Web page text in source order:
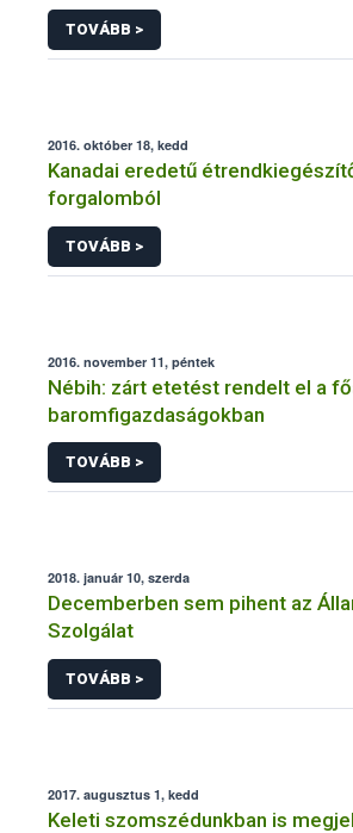
TOVÁBB >
2016. október 18, kedd
Kanadai eredetű
forgalomból
TOVÁBB >
2016. november 11, péntek
Nébih: zárt etetést rendelt el a
baromfigazdaságokban
TOVÁBB >
2018. január 10, szerda
Decemberben sem pihent az
Szolgálat
TOVÁBB >
2017. augusztus 1, kedd
Keleti szomszédunkban is